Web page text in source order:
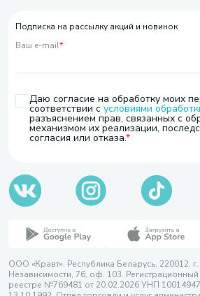
Подписка на рассылку акций и новинок
Ваш e-mail*
Даю согласие на обработку моих
соответствии с условиями
разъяснением прав, связанных с
механизмом их реализации,
согласия или отказа.
ООО «Кравт». Республика Беларусь, 220012,
Независимости, 76, оф. 103.
реестре №769481 от 20.02.2026 УНП